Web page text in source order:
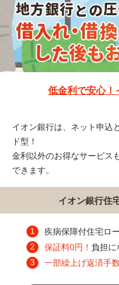
低金利で安心！
イオン銀行は、ネット申込
ド型！
金利以外のお得なサービス
できます。
イオン銀行住
疾病保障付住宅ロ
保証料0円！ 負担に
一部繰上げ返済手